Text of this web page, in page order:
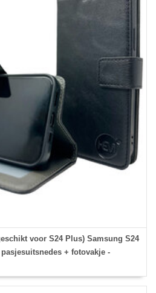
voor S24 Plus) Samsung S24
+ fotovakje -